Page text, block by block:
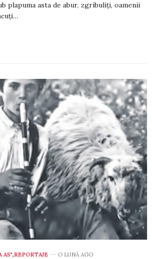
plapuma asta de abur, zgribuliți, oamenii
AS",REPORTAJE O LUNĂ AGO